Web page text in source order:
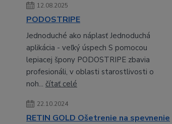
12.08.2025
PODOSTRIPE
Jednoduché ako náplasť Jednoduchá
aplikácia - veľký úspech S pomocou
lepiacej špony PODOSTRIPE zbavia
profesionáli, v oblasti starostlivosti o
noh... čítať celé
22.10.2024
RETIN GOLD Ošetrenie na spevnenie